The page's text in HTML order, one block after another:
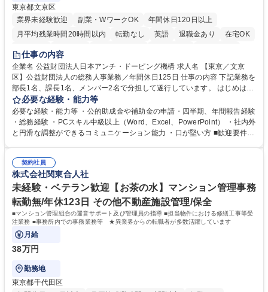
東京都文京区
業界未経験歓迎
副業・WワークOK
年間休日120日以上
月平均残業時間20時間以内
転勤なし 英語 退職金あり
在宅OK
賞与あり
育休あり
食事補助あり
仕事の内容
企業名 公益財団法人日本アンチ・ドーピング機構 求人名 【東京／文京
区】公益財団法人の総務人事業務／年間休日125日 仕事の内容 下記業務を
部長1名、課長1名、メンバー2名で分担して遂行しています。 はじめは担
当者として業務を覚えていただき、ゆくゆくはリーダーやマネージャーポ
ジションとして活躍いただくことを期待しています。 【総務・人事グルー
プの業務内容】 ・人事制度関連 ・採用活動 ・教育研修の企画、実行 ・勤
怠管理 ・官公庁への各種提出 ・法定の会議運営（評議員会、理事会） ・
管理 ・福利厚生関連 ・職員からの問合せ、相談対応 ・その他日常の総務
業務全般 募集職種 【東京／文京区】公益財団法人の総務人事業務／年間
休日125日
必要な経験・能力等
必要な経験・能力等 ・公的助成金や補助金の申請・四半期、年間報告経験
・総務経験 ・PCスキル中級以上（Word、Excel、PowerPoint） ・社内外
と円滑な調整ができるコミュニケーション能力 ・口が堅い方 ■歓迎要件
契約社員
株式会社関東合人社
未経験・ベテラン歓迎【お茶の水】マンション管理事務
転勤無/年休123日 その他不動産施設管理/保全
■マンション管理組合の運営サポート及び管理員の指導 ■担当物件における修繕工事等受
注業務 ■事務所内での事務業務等 ★異業界からの転職者が多数活躍しています
月給
38万円
勤務地
東京都千代田区